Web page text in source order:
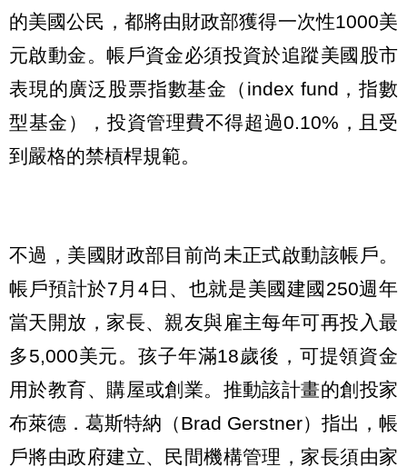
的美國公民，都將由財政部獲得一次性1000美
元啟動金。帳戶資金必須投資於追蹤美國股市
表現的廣泛股票指數基金（index fund，指數
型基金），投資管理費不得超過0.10%，且受
到嚴格的禁槓桿規範。
不過，美國財政部目前尚未正式啟動該帳戶。
帳戶預計於7月4日、也就是美國建國250週年
當天開放，家長、親友與雇主每年可再投入最
多5,000美元。孩子年滿18歲後，可提領資金
用於教育、購屋或創業。推動該計畫的創投家
布萊德．葛斯特納（Brad Gerstner）指出，帳
戶將由政府建立、民間機構管理，家長須由家